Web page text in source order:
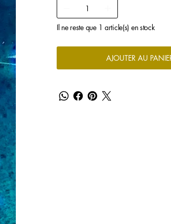
Il ne reste que 1 article(s) en stock
AJOUTER AU